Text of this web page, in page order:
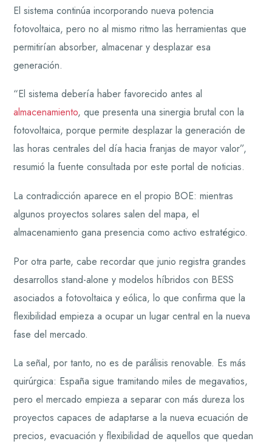
El sistema continúa incorporando nueva potencia
fotovoltaica, pero no al mismo ritmo las herramientas que
permitirían absorber, almacenar y desplazar esa
generación.
“El sistema debería haber favorecido antes al
almacenamiento, que presenta una sinergia brutal con la
fotovoltaica, porque permite desplazar la generación de
las horas centrales del día hacia franjas de mayor valor”,
resumió la fuente consultada por este portal de noticias.
La contradicción aparece en el propio BOE: mientras
algunos proyectos solares salen del mapa, el
almacenamiento gana presencia como activo estratégico.
Por otra parte, cabe recordar que junio registra grandes
desarrollos stand-alone y modelos híbridos con BESS
asociados a fotovoltaica y eólica, lo que confirma que la
flexibilidad empieza a ocupar un lugar central en la nueva
fase del mercado.
La señal, por tanto, no es de parálisis renovable. Es más
quirúrgica: España sigue tramitando miles de megavatios,
pero el mercado empieza a separar con más dureza los
proyectos capaces de adaptarse a la nueva ecuación de
precios, evacuación y flexibilidad de aquellos que quedan